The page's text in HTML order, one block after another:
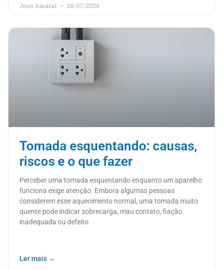
Jean Amaral 28/07/2026
Tomada esquentando: causas,
riscos e o que fazer
Perceber uma tomada esquentando enquanto um aparelho
funciona exige atenção. Embora algumas pessoas
considerem esse aquecimento normal, uma tomada muito
quente pode indicar sobrecarga, mau contato, fiação
inadequada ou defeito
Ler mais →